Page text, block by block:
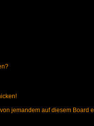
jemandem auf diesem Board